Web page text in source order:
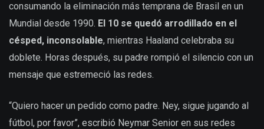
consumando la eliminación más temprana de Brasil en un
Mundial desde 1990. El 10 se quedó arrodillado en el
césped, inconsolable, mientras Haaland celebraba su
doblete. Horas después, su padre rompió el silencio con un
mensaje que estremeció las redes.
“Quiero hacer un pedido como padre. Ney, sigue jugando al
fútbol, por favor”, escribió Neymar Senior en sus redes